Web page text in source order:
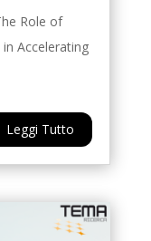
Role of
Accelerating
Leggi Tutto